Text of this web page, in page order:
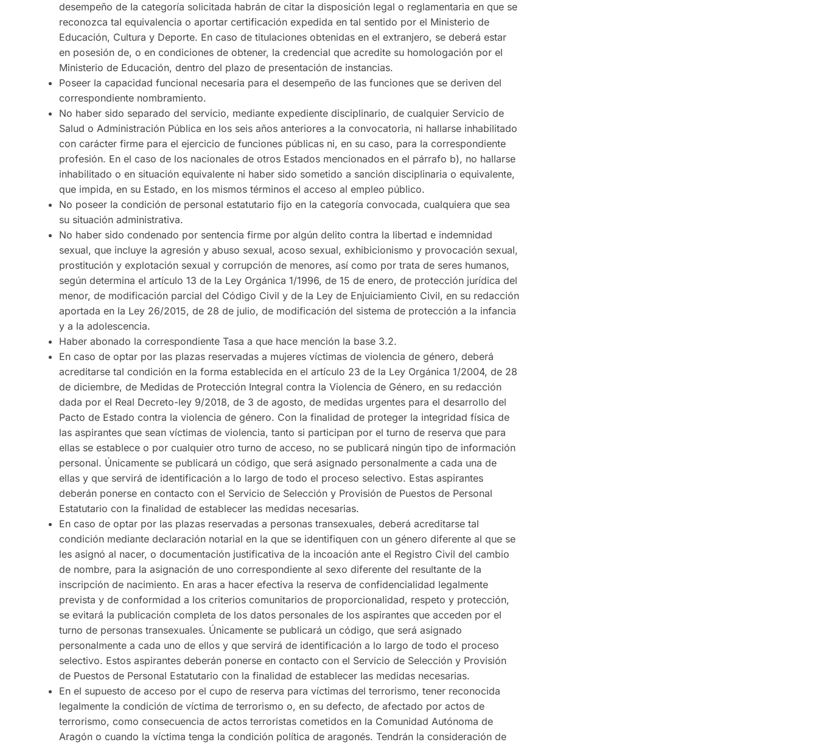
desempeño de la categoría solicitada habrán de citar la disposición legal o reglamentaria en que se
reconozca tal equivalencia o aportar certificación expedida en tal sentido por el Ministerio de
Educación, Cultura y Deporte. En caso de titulaciones obtenidas en el extranjero, se deberá estar
en posesión de, o en condiciones de obtener, la credencial que acredite su homologación por el
Ministerio de Educación, dentro del plazo de presentación de instancias.
Poseer la capacidad funcional necesaria para el desempeño de las funciones que se deriven del
correspondiente nombramiento.
No haber sido separado del servicio, mediante expediente disciplinario, de cualquier Servicio de
Salud o Administración Pública en los seis años anteriores a la convocatoria, ni hallarse inhabilitado
con carácter firme para el ejercicio de funciones públicas ni, en su caso, para la correspondiente
profesión. En el caso de los nacionales de otros Estados mencionados en el párrafo b), no hallarse
inhabilitado o en situación equivalente ni haber sido sometido a sanción disciplinaria o equivalente,
que impida, en su Estado, en los mismos términos el acceso al empleo público.
No poseer la condición de personal estatutario fijo en la categoría convocada, cualquiera que sea
su situación administrativa.
No haber sido condenado por sentencia firme por algún delito contra la libertad e indemnidad
sexual, que incluye la agresión y abuso sexual, acoso sexual, exhibicionismo y provocación sexual,
prostitución y explotación sexual y corrupción de menores, así como por trata de seres humanos,
según determina el artículo 13 de la Ley Orgánica 1/1996, de 15 de enero, de protección jurídica del
menor, de modificación parcial del Código Civil y de la Ley de Enjuiciamiento Civil, en su redacción
aportada en la Ley 26/2015, de 28 de julio, de modificación del sistema de protección a la infancia
y a la adolescencia.
Haber abonado la correspondiente Tasa a que hace mención la base 3.2.
En caso de optar por las plazas reservadas a mujeres víctimas de violencia de género, deberá
acreditarse tal condición en la forma establecida en el artículo 23 de la Ley Orgánica 1/2004, de 28
de diciembre, de Medidas de Protección Integral contra la Violencia de Género, en su redacción
dada por el Real Decreto-ley 9/2018, de 3 de agosto, de medidas urgentes para el desarrollo del
Pacto de Estado contra la violencia de género. Con la finalidad de proteger la integridad física de
las aspirantes que sean víctimas de violencia, tanto si participan por el turno de reserva que para
ellas se establece o por cualquier otro turno de acceso, no se publicará ningún tipo de información
personal. Únicamente se publicará un código, que será asignado personalmente a cada una de
ellas y que servirá de identificación a lo largo de todo el proceso selectivo. Estas aspirantes
deberán ponerse en contacto con el Servicio de Selección y Provisión de Puestos de Personal
Estatutario con la finalidad de establecer las medidas necesarias.
En caso de optar por las plazas reservadas a personas transexuales, deberá acreditarse tal
condición mediante declaración notarial en la que se identifiquen con un género diferente al que se
les asignó al nacer, o documentación justificativa de la incoación ante el Registro Civil del cambio
de nombre, para la asignación de uno correspondiente al sexo diferente del resultante de la
inscripción de nacimiento. En aras a hacer efectiva la reserva de confidencialidad legalmente
prevista y de conformidad a los criterios comunitarios de proporcionalidad, respeto y protección,
se evitará la publicación completa de los datos personales de los aspirantes que acceden por el
turno de personas transexuales. Únicamente se publicará un código, que será asignado
personalmente a cada uno de ellos y que servirá de identificación a lo largo de todo el proceso
selectivo. Estos aspirantes deberán ponerse en contacto con el Servicio de Selección y Provisión
de Puestos de Personal Estatutario con la finalidad de establecer las medidas necesarias.
En el supuesto de acceso por el cupo de reserva para víctimas del terrorismo, tener reconocida
legalmente la condición de víctima de terrorismo o, en su defecto, de afectado por actos de
terrorismo, como consecuencia de actos terroristas cometidos en la Comunidad Autónoma de
Aragón o cuando la víctima tenga la condición política de aragonés. Tendrán la consideración de